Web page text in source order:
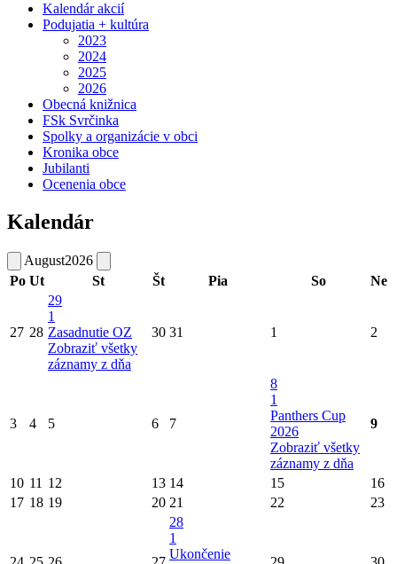
Kalendár akcií
Podujatia + kultúra
2023
2024
2025
2026
Obecná knižnica
FSk Svrčinka
Spolky a organizácie v obci
Kronika obce
Jubilanti
Ocenenia obce
Kalendár
August2026
Po Ut St Št Pia So Ne
27 28
29
1
Zasadnutie OZ
Zobraziť všetky
záznamy z dňa
30 31 1 2
3 4 5 6 7
8
1
Panthers Cup
2026
Zobraziť všetky
záznamy z dňa
9
10 11 12 13 14 15
16
17 18 19 20 21 22 23
28
1
Ukončenie